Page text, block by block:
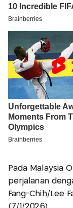
Pada Malaysia
perjalanan
Fang-Chih/Lee